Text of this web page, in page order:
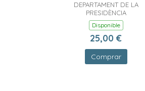
DEPARTAMENT DE LA
PRESIDÈNCIA
Disponible
25,00 €
Comprar